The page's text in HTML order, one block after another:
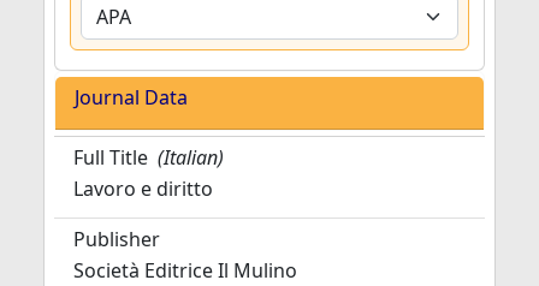
Journal Data
Full Title (Italian)
Lavoro e diritto
Publisher
Società Editrice Il Mulino